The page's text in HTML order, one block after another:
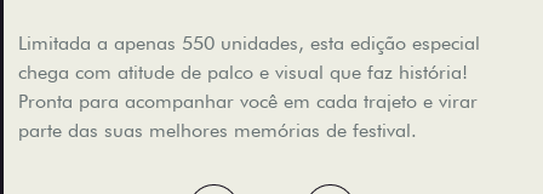
Limitada a apenas 550 unidades, esta edição especial
chega com atitude de palco e visual que faz história!
Pronta para acompanhar você em cada trajeto e virar
parte das suas melhores memórias de festival.